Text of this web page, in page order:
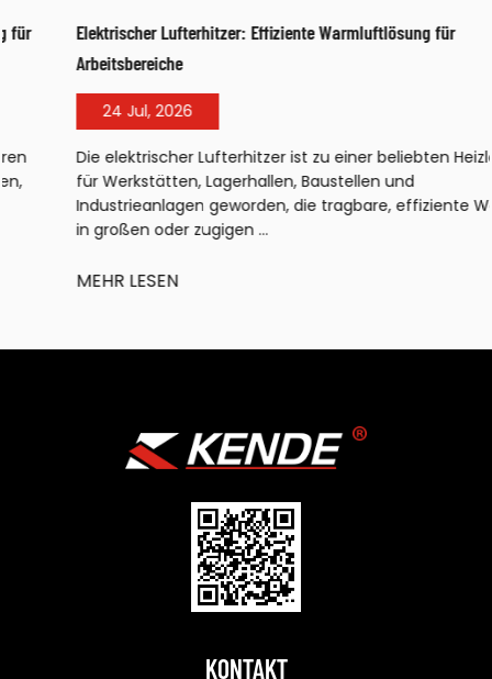
Elektrischer Lufterhitzer: Effiziente Warmluftlösung für
Arbeitsbereiche
24 Jul, 2026
Die elektrischer Lufterhitzer ist zu einer beliebten Heizlösung
für Werkstätten, Lagerhallen, Baustellen und
Industrieanlagen geworden, die tragbare, effiziente Wärme
in großen oder zugigen ...
MEHR LESEN
KONTAKT